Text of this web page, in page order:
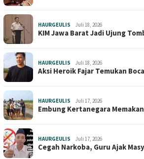
HAURGEULIS Juli 18, 2026
KIM Jawa Barat Jadi Ujung
HAURGEULIS Juli 18, 2026
Aksi Heroik Fajar Temukan
HAURGEULIS Juli 17, 2026
Embung Kertanegara
HAURGEULIS Juli 17, 2026
Cegah Narkoba, Guru Ajak